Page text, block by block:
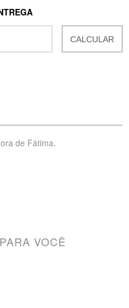
CALCULAR
de Fátima.
VOCÊ